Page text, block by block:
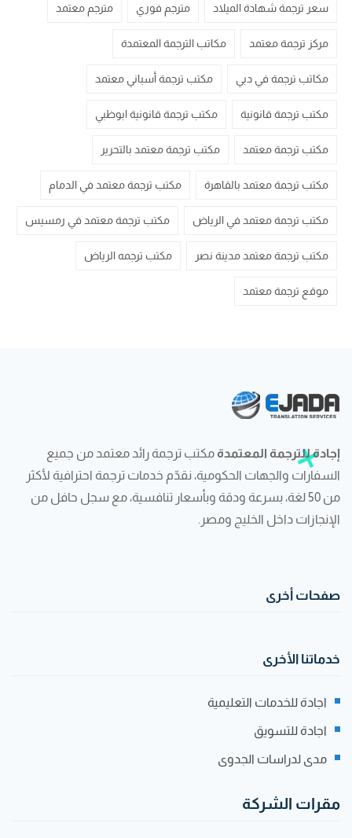
سعر ترجمة شهادة الميلاد مترجم فوري مترجم معتمد
مركز ترجمة معتمد مكاتب الترجمة المعتمدة
مكاتب ترجمة في دبي مكتب ترجمة أسباني معتمد
مكتب ترجمة قانونية مكتب ترجمة قانونية ابوظبي
مكتب ترجمة معتمد مكتب ترجمة معتمد بالتحرير
مكتب ترجمة معتمد بالقاهرة مكتب ترجمة معتمد في الدمام
مكتب ترجمة معتمد في الرياض مكتب ترجمة معتمد في رمسيس
مكتب ترجمة معتمد مدينة نصر مكتب ترجمه الرياض
موقع ترجمة معتمد
إجادة للترجمة المعتمدة مكتب ترجمة رائد معتمد من جميع
السفارات والجهات الحكومية، نقدّم خدمات ترجمة احترافية لأكثر
من 50 لغة، بسرعة ودقة وبأسعار تنافسية، مع سجل حافل من
الإنجازات داخل الخليج ومصر.
صفحات أخرى
خدماتنا الأخرى
اجادة للخدمات التعليمية
اجادة للتسويق
مدى لدراسات الجدوى
مقرات الشركة